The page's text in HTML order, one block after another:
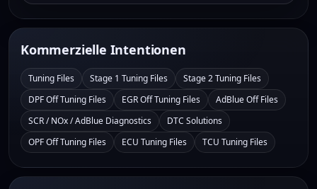
Kommerzielle Intentionen
Tuning Files Stage 1 Tuning Files
Stage 2 Tuning Files
DPF Off Tuning Files
EGR Off Tuning Files
AdBlue Off Files
SCR / NOx / AdBlue Diagnostics
DTC Solutions
OPF Off Tuning Files
ECU Tuning Files TCU Tuning Files